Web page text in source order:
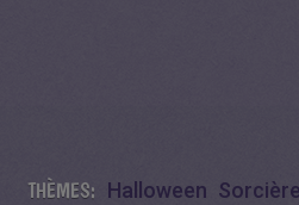
THÈMES: Halloween Sorcière